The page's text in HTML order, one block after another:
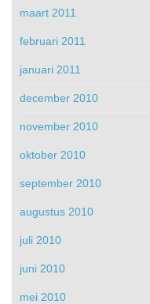
maart 2011
februari 2011
januari 2011
december 2010
november 2010
oktober 2010
september 2010
augustus 2010
juli 2010
juni 2010
mei 2010